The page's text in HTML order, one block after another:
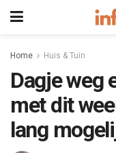
Home Huis & Tuin
Dagje weg
met dit
lang